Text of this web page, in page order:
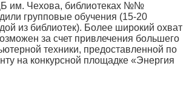
им. Чехова, библиотеках №№
групповые обучения (15-20
из библиотек). Более широкий охват
за счет привлечения большего
техники, предоставленной по
на конкурсной площадке «Энергия